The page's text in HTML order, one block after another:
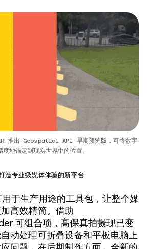
推出 Geospatial API 早期预览版，可将数字
度地锚定到现实世界中的位置。
专业级媒体体验的新平台
于生产用途的工具包，让整个媒
高效精简。借助
可组合项，高保真拍摄现已变
动处理可折叠设备和平板电脑上